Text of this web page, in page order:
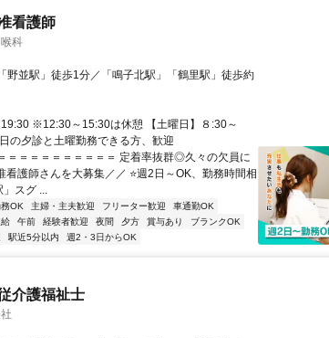
看護師
科
野並駅」徒歩1分／「鳴子北駅」「鶴里駅」徒歩約
※12:30～15:30は休憩 【土曜日】８:30～
夕診と土曜勤務できる方、歓迎
＝＝＝＝＝＝＝＝＝＝ 定着率抜群◎久々の欠員に
護師さんを大募集／／ ⭐週2日～OK、勤務時間相
」スグ ...
OK 主婦・主夫歓迎 フリーター歓迎
車通勤OK
午前 経験者歓迎 夜間 夕方 賞与あり
ブランクOK
駅近5分以内 週2・3日からOK
介護福祉士